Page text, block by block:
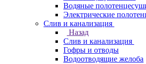
Водяные
Электрические
Слив и канализация
Назад
Слив и канализация
Гофры и отводы
Водоотводящие желоба